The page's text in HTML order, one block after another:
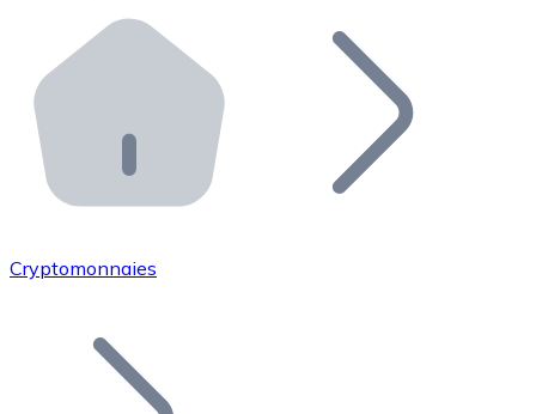
Distributeurs automatiques Bitnovo
Intégrez un ATM Bitnovo dans votre entreprise et
API Bitnovo
Intégrez notre API dans votre écosystème.
Rejoignez notre réseau de distributeurs et
Ajoutez le token de votre projet à notre service
Cryptomonnaies